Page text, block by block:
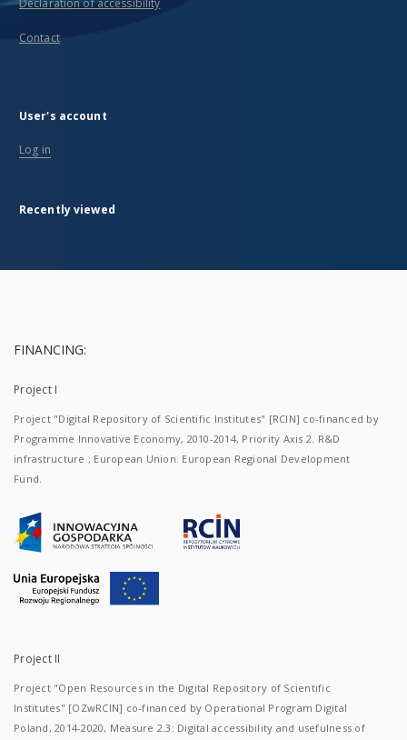
Declaration of accessibility
Contact
User's account
Log in
Recently viewed
FINANCING:
Project I
Project "Digital Repository of Scientific Institutes" [RCIN] co-financed by
Programme Innovative Economy, 2010-2014, Priority Axis 2. R&D
infrastructure ; European Union. European Regional Development
Fund.
Project II
Project "Open Resources in the Digital Repository of Scientific
Institutes" [OZwRCIN] co-financed by Operational Program Digital
Poland, 2014-2020, Measure 2.3: Digital accessibility and usefulness of